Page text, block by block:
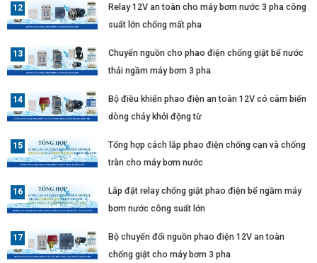
Relay 12V an toàn cho máy bơm nước 3 pha công
suất lớn chống mất pha
Chuyển nguồn cho phao điện chống giật bể nước
thải ngầm máy bơm 3 pha
Bộ điều khiển phao điện an toàn 12V có cảm biến
dòng chảy khởi động từ
Tổng hợp cách lắp phao điện chống cạn và chống
tràn cho máy bơm nước
Lắp đặt relay chống giật phao điện bể ngầm máy
bơm nước công suất lớn
Bộ chuyển đổi nguồn phao điện 12V an toàn
chống giật cho máy bơm 3 pha